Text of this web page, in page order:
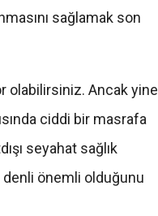
sağlamak son
olabilirsiniz. Ancak yine
ciddi bir masrafa
seyahat sağlık
denli önemli olduğunu